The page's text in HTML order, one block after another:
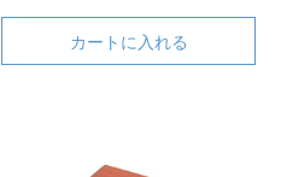
カートに入れる